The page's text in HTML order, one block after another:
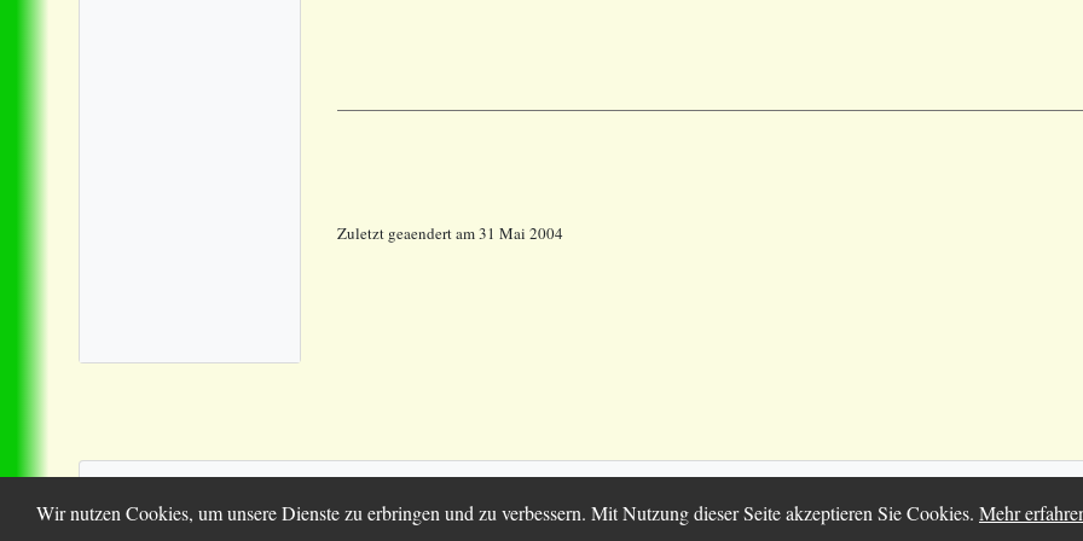
Zuletzt geaendert am 31 Mai 2004
© 2025 Chortitza.org | Supported by D. F. Plett Historical Research
Wir nutzen Cookies, um unsere Dienste zu erbringen und zu verbessern. Mit Nutzung dieser Seite akzeptieren Sie Cookies. Mehr